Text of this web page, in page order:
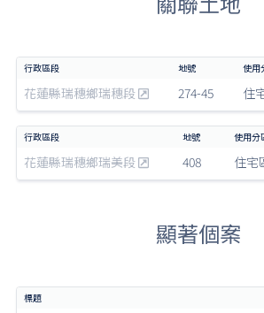
花蓮縣瑞穗鄉瑞穗段 274-45 住
花蓮縣瑞穗鄉瑞美段 408 住宅
顯著個案